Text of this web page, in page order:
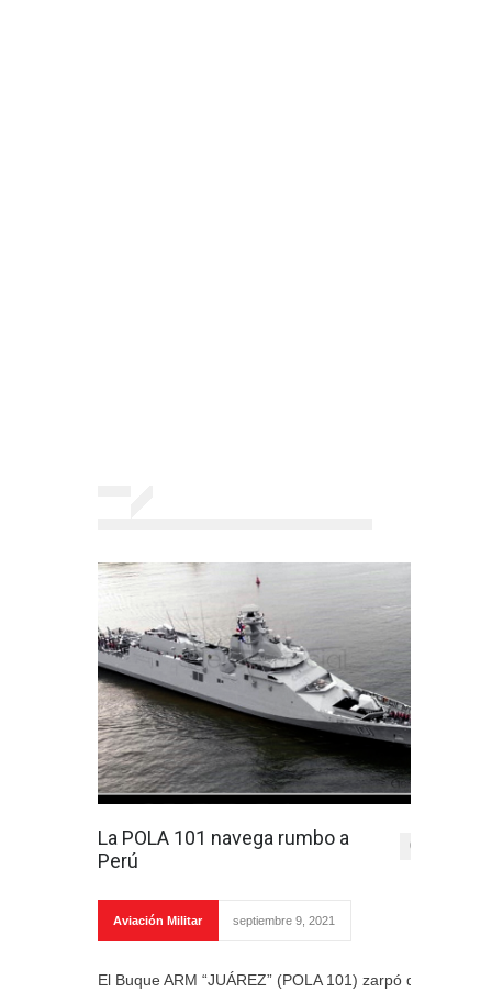
La POLA 101 navega rumbo a
Perú
0
Aviación Militar septiembre 9, 2021
El Buque ARM “JUÁREZ” (POLA 101) zarpó de